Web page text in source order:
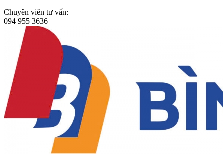
Chuyên viên tư vấn:
094 955 3636